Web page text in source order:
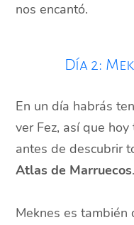
nos encantó.
Día 2:
En un día habrás
ver Fez, así que
antes de descubrir
Atlas de Marruecos.
Meknes es también